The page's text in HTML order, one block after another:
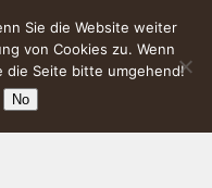
Sie die Website weiter
von Cookies zu. Wenn
die Seite bitte umgehend!
No